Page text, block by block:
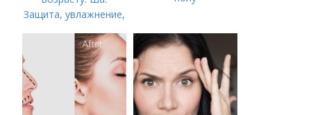
Защита, увлажнение,